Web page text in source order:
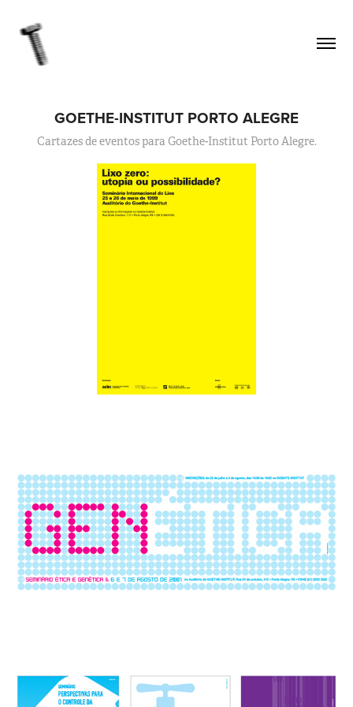
GOETHE-INSTITUT PORTO ALEGRE
Cartazes de eventos para Goethe-Institut Porto Alegre.